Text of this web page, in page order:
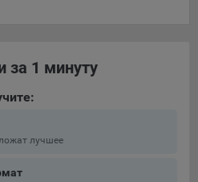
за 1 минуту
лучшее